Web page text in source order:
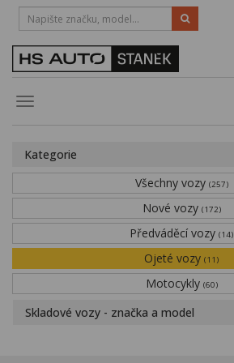
Toggle
HOTLINE:
STRAKONICE-383 335 366
Obytné vozy
Financování
Novinky
Kategorie
Všechny vozy (257)
Nové vozy (172)
Předváděcí vozy (14)
Ojeté vozy (11)
Motocykly (60)
Skladové vozy - značka a model